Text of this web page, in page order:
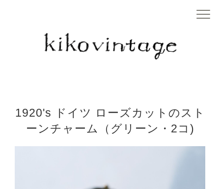
1920's ドイツ ローズカットのスト
ーンチャーム（グリーン・2コ)